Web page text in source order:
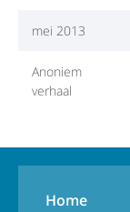
mei 2013
Anoniem
verhaal
Home